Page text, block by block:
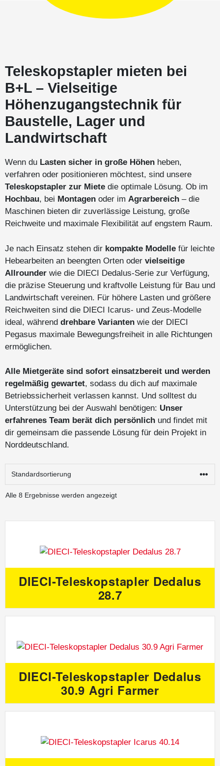
Teleskopstapler mieten bei
B+L – Vielseitige
Höhenzugangstechnik für
Baustelle, Lager und
Landwirtschaft
Wenn du Lasten sicher in große Höhen heben,
verfahren oder positionieren möchtest, sind unsere
Teleskopstapler zur Miete die optimale Lösung. Ob im
Hochbau, bei Montagen oder im Agrarbereich – die
Maschinen bieten dir zuverlässige Leistung, große
Reichweite und maximale Flexibilität auf engstem Raum.
Je nach Einsatz stehen dir kompakte Modelle für leichte
Hebearbeiten an beengten Orten oder vielseitige
Allrounder wie die DIECI Dedalus-Serie zur Verfügung,
die präzise Steuerung und kraftvolle Leistung für Bau und
Landwirtschaft vereinen. Für höhere Lasten und größere
Reichweiten sind die DIECI Icarus- und Zeus-Modelle
ideal, während drehbare Varianten wie der DIECI
Pegasus maximale Bewegungsfreiheit in alle Richtungen
ermöglichen.
Alle Mietgeräte sind sofort einsatzbereit und werden
regelmäßig gewartet, sodass du dich auf maximale
Betriebssicherheit verlassen kannst. Und solltest du
Unterstützung bei der Auswahl benötigen: Unser
erfahrenes Team berät dich persönlich und findet mit
dir gemeinsam die passende Lösung für dein Projekt in
Norddeutschland.
Alle 8 Ergebnisse werden angezeigt
DIECI-Teleskopstapler Dedalus
28.7
DIECI-Teleskopstapler Dedalus
30.9 Agri Farmer